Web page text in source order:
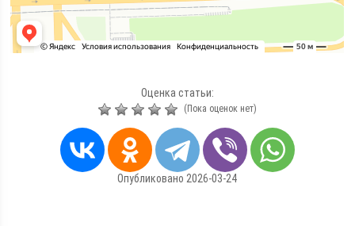
Оценка статьи:
(Пока оценок нет)
Опубликовано 2026-03-24